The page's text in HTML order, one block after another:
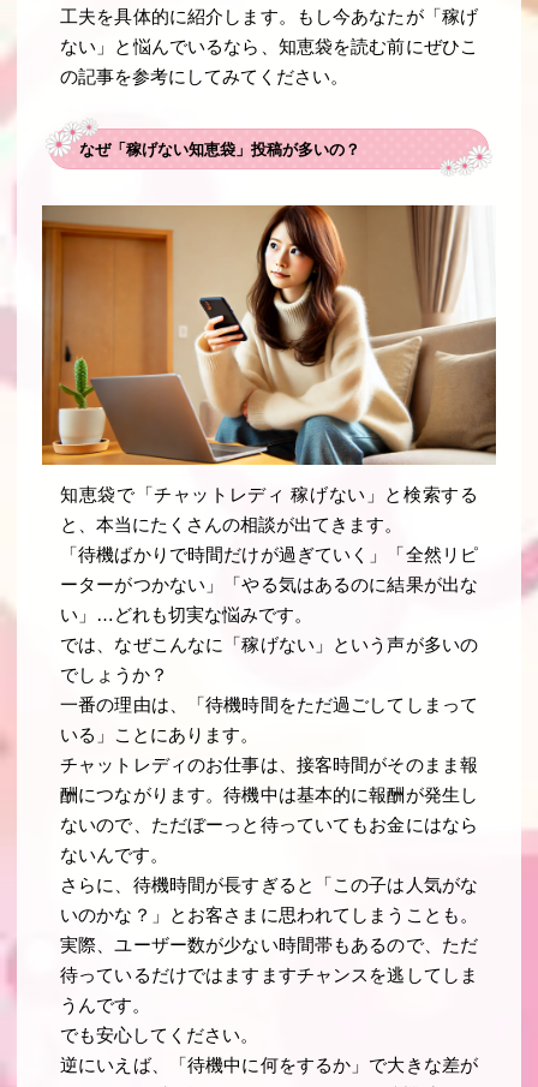
工夫を具体的に紹介します。もし今あなたが「稼げ
ない」と悩んでいるなら、知恵袋を読む前にぜひこ
の記事を参考にしてみてください。
なぜ「稼げない知恵袋」投稿が多いの？
知恵袋で「チャットレディ 稼げない」と検索する
と、本当にたくさんの相談が出てきます。
「待機ばかりで時間だけが過ぎていく」「全然リピ
ーターがつかない」「やる気はあるのに結果が出な
い」…どれも切実な悩みです。
では、なぜこんなに「稼げない」という声が多いの
でしょうか？
一番の理由は、「待機時間をただ過ごしてしまって
いる」ことにあります。
チャットレディのお仕事は、接客時間がそのまま報
酬につながります。待機中は基本的に報酬が発生し
ないので、ただぼーっと待っていてもお金にはなら
ないんです。
さらに、待機時間が長すぎると「この子は人気がな
いのかな？」とお客さまに思われてしまうことも。
実際、ユーザー数が少ない時間帯もあるので、ただ
待っているだけではますますチャンスを逃してしま
うんです。
でも安心してください。
逆にいえば、「待機中に何をするか」で大きな差が